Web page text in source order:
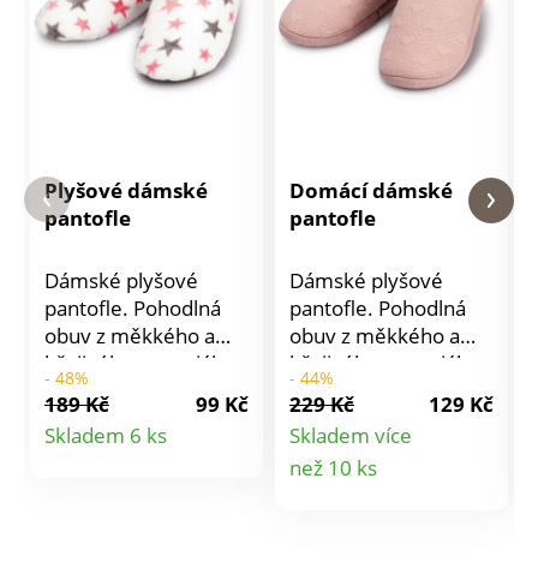
Plyšové dámské
pantofle
Dámské plyšové
pantofle. Pohodlná
obuv z měkkého a
hřejivého materiálu.
Ideální pro domácí
pohodu.
- 48%
189 Kč
99 Kč
Skladem 6 ks
Detail
Domácí dámské
pantofle
Dámské plyšové
pantofle. Pohodlná
obuv z měkkého a
hřejivého materiálu.
Ideální pro domácí
pohodu.
- 44%
229 Kč
129 Kč
Skladem více
než 10 ks